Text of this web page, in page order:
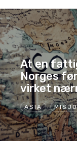
ASIA
At en
Norges
virket